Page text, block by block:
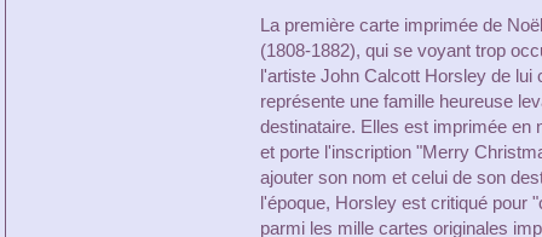
La première carte imprimée de
(1808-1882), qui se voyant trop
l'artiste John Calcott Horsley de
représente une famille heureuse
destinataire. Elles est imprimée en
et porte l'inscription "Merry
ajouter son nom et celui de son
l'époque, Horsley est critiqué pour
parmi les mille cartes originales